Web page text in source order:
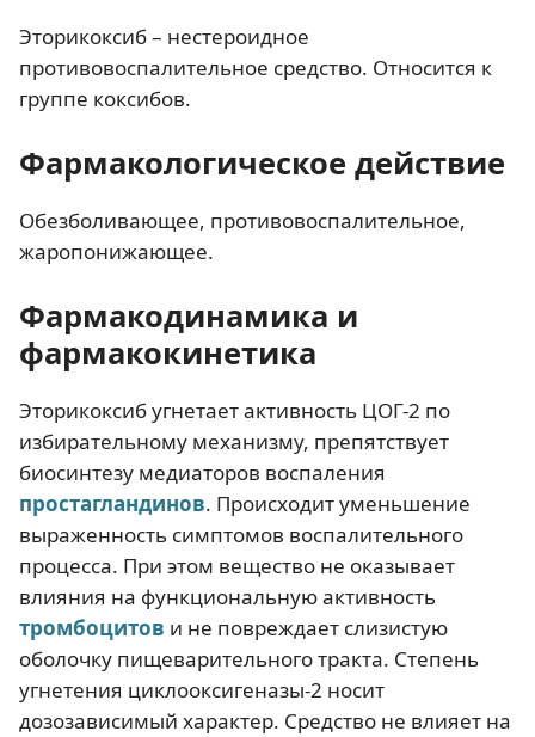
Эторикоксиб – нестероидное
противовоспалительное средство. Относится к
группе коксибов.
Фармакологическое действие
Обезболивающее, противовоспалительное,
жаропонижающее.
Фармакодинамика и
фармакокинетика
Эторикоксиб угнетает активность ЦОГ-2 по
избирательному механизму, препятствует
биосинтезу медиаторов воспаления
простагландинов. Происходит уменьшение
выраженность симптомов воспалительного
процесса. При этом вещество не оказывает
влияния на функциональную активность
тромбоцитов и не повреждает слизистую
оболочку пищеварительного тракта. Степень
угнетения циклооксигеназы-2 носит
дозозависимый характер. Средство не влияет на